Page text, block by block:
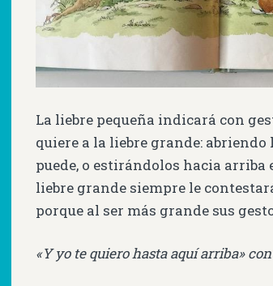
La liebre pequeña indicará con
quiere a la liebre grande: abriendo
puede, o estirándolos hacia arriba
liebre grande siempre le
porque al ser más grande sus
«Y yo te quiero hasta aquí arriba»